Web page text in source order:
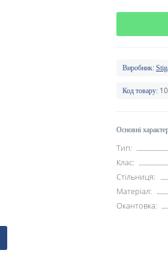
Виробник:
Код товару:
Основні
Тип:
Клас:
Стільниця:
Матеріал:
Окантовка: